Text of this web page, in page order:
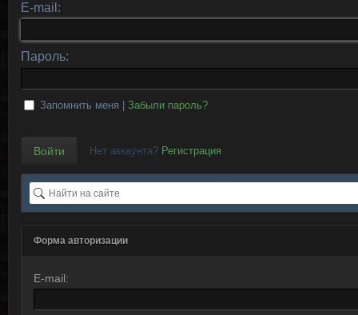
E-mail:
Пароль:
Запомнить меня | Забыли пароль?
Нет аккаунта? Регистрация
Форма авторизации
E-mail: